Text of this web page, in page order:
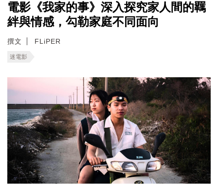
電影《我家的事》深入探究家人間的羈
絆與情感，勾勒家庭不同面向
撰文 FLiPER
迷電影